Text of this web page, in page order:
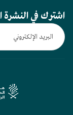
اشترك في النشرة